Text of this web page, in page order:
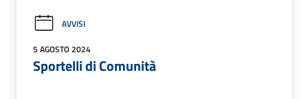
AVVISI
5 AGOSTO 2024
Sportelli di Comunità